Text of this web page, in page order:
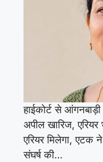
हाईकोर्ट से
अपील खारिज,
एरियर मिलेगा, एटक
संघर्ष की…